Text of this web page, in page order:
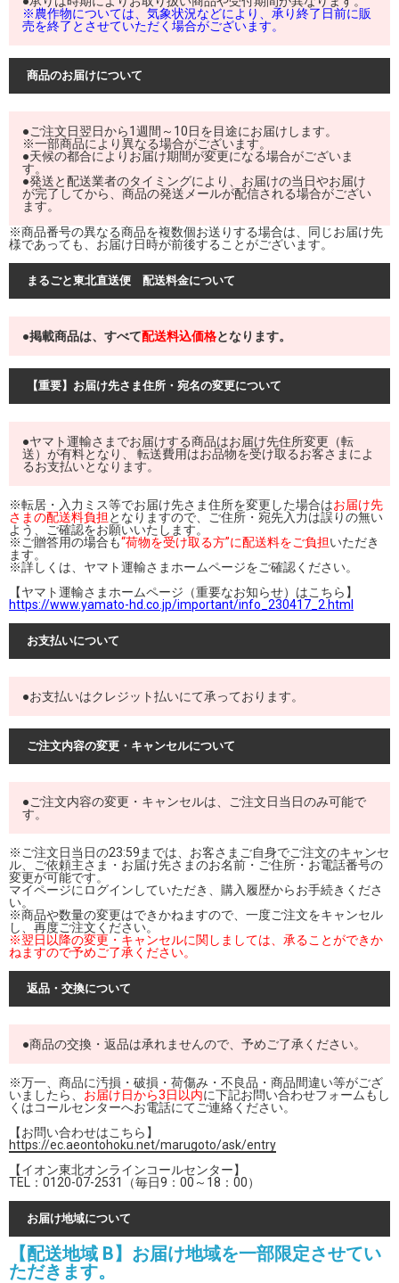
※農作物については、気象状況などにより、承り終了日前に販
売を終了とさせていただく場合がございます。
商品のお届けについて
●ご注文日翌日から1週間～10日を目途にお届けします。
※一部商品により異なる場合がございます。
●天候の都合によりお届け期間が変更になる場合がございま
す。
●発送と配送業者のタイミングにより、お届けの当日やお届け
が完了してから、商品の発送メールが配信される場合がござい
ます。
※商品番号の異なる商品を複数個お送りする場合は、同じお届け先
様であっても、お届け日時が前後することがございます。
まるごと東北直送便 配送料金について
●掲載商品は、すべて配送料込価格となります。
【重要】お届け先さま住所・宛名の変更について
●ヤマト運輸さまでお届けする商品はお届け先住所変更（転
送）が有料となり、 転送費用はお品物を受け取るお客さまによ
るお支払いとなります。
※転居・入力ミス等でお届け先さま住所を変更した場合はお届け先
さまの配送料負担 となりますので、ご住所・宛先入力は誤りの無い
よう、ご確認をお願いいたします。
※ご贈答用の場合も“荷物を受け取る方”に配送料をご負担いただき
ます。
※詳しくは、ヤマト運輸さまホームページをご確認ください。
【ヤマト運輸さまホームページ（重要なお知らせ）はこちら】
https://www.yamato-hd.co.jp/important/info_230417_2.html
お支払いについて
●お支払いはクレジット払いにて承っております。
ご注文内容の変更・キャンセルについて
●ご注文内容の変更・キャンセルは、ご注文日当日のみ可能で
す。
※ご注文日当日の23:59までは、お客さまご自身でご注文のキャンセ
ル、ご依頼主さま・お届け先さまのお名前・ご住所・お電話番号の
変更が可能です。
マイページにログインしていただき、購入履歴からお手続きくださ
い。
※商品や数量の変更はできかねますので、一度ご注文をキャンセル
し、再度ご注文ください。
※翌日以降の変更・キャンセルに関しましては、承ることができか
ねますので予めご了承ください。
返品・交換について
●商品の交換・返品は承れませんので、予めご了承ください。
※万一、商品に汚損・破損・荷傷み・不良品・商品間違い等がござ
いましたら、 お届け日から3日以内に下記お問い合わせフォームもし
くはコールセンターへお電話にてご連絡ください。
【お問い合わせはこちら】
https://ec.aeontohoku.net/marugoto/ask/entry
【イオン東北オンラインコールセンター】
TEL：0120-07-2531（毎日9：00～18：00）
お届け地域について
【配送地域 B】お届け地域を一部限定させてい
ただきます。